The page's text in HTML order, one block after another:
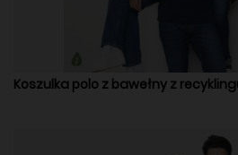
Koszulka polo z bawełny z